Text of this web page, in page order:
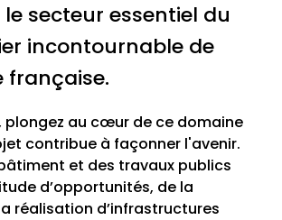
le secteur essentiel du
incontournable de
française.
plongez au cœur de ce domaine
contribue à façonner l'avenir.
et des travaux publics
d’opportunités, de la
réalisation d’infrastructures